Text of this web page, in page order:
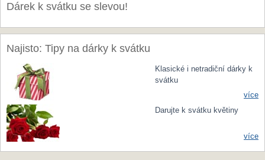
Dárek k svátku se slevou!
Najisto: Tipy na dárky k svátku
Klasické i netradiční dárky k
svátku
více
Darujte k svátku květiny
více